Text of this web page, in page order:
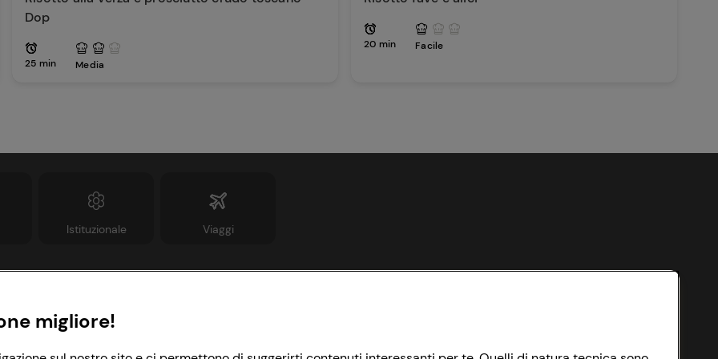
Dop
25 min Media
20 min Facile
Istituzionale Viaggi
migliore!